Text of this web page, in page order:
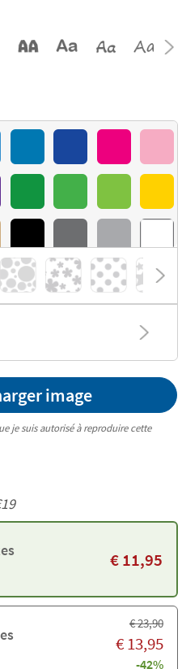
image
je suis autorisé à reproduire cette
€11,95
€23,90
€13,95
-42%